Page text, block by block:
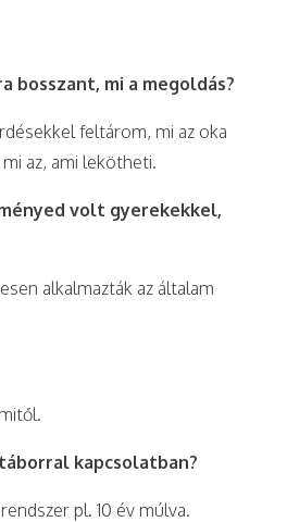
bosszant, mi a megoldás?
feltárom, mi az oka
az, ami lekötheti.
volt gyerekekkel,
alkalmazták az általam
kapcsolatban?
pl. 10 év múlva.